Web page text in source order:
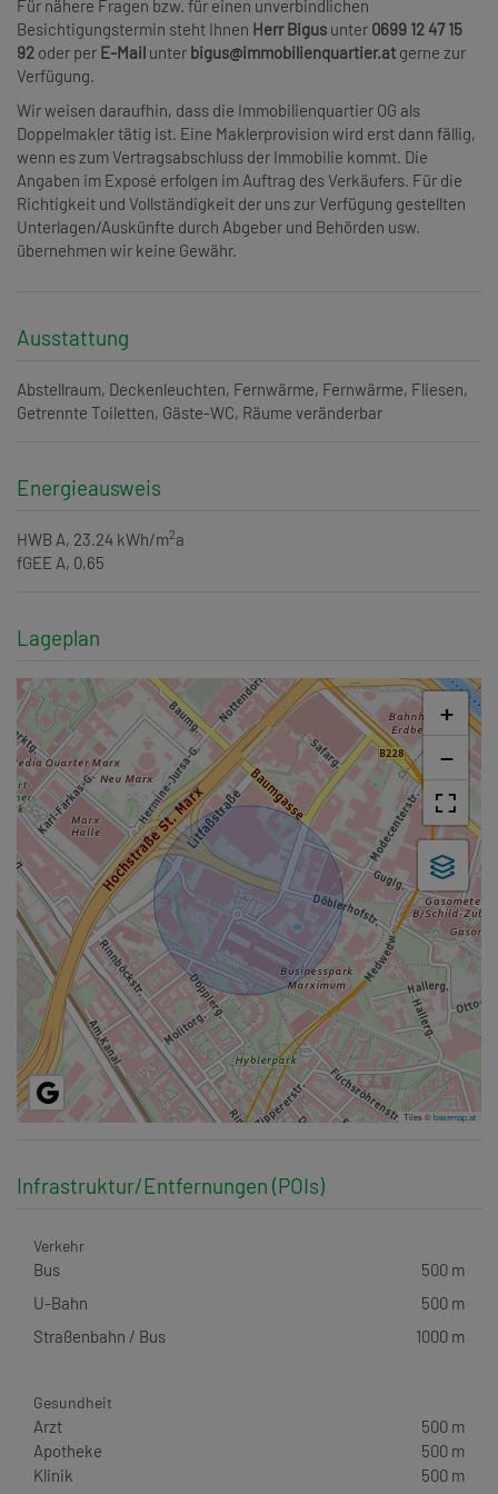
Für nähere Fragen bzw. für einen unverbindlichen
Besichtigungstermin steht Ihnen Herr Bigus unter 0699 12 47 15
92 oder per E-Mail unter bigus@immobilienquartier.at gerne zur
Verfügung.
Wir weisen daraufhin, dass die Immobilienquartier OG als
Doppelmakler tätig ist. Eine Maklerprovision wird erst dann fällig,
wenn es zum Vertragsabschluss der Immobilie kommt. Die
Angaben im Exposé erfolgen im Auftrag des Verkäufers. Für die
Richtigkeit und Vollständigkeit der uns zur Verfügung gestellten
Unterlagen/Auskünfte durch Abgeber und Behörden usw.
übernehmen wir keine Gewähr.
Ausstattung
Abstellraum Deckenleuchten Fernwärme Fernwärme Fliesen
Getrennte Toiletten Gäste-WC Räume veränderbar
Energieausweis
HWB A, 23.24 kWh/m2a
fGEE A, 0,65
Lageplan
+
−
Tiles ©basemap.at
Infrastruktur/Entfernungen (POIs)
Verkehr
Bus
500 m
U-Bahn
500 m
Straßenbahn / Bus
1000 m
Gesundheit
Arzt
500 m
Apotheke
500 m
Klinik
500 m